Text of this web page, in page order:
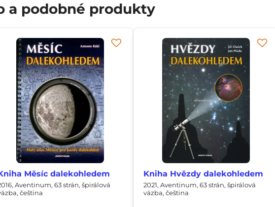
a podobné produkty
Měsíc dalekohledem
Aventinum, 63 strán, špirálová
čeština
Kniha Hvězdy dalekohledem
2021, Aventinum, 63 strán, špirálová
väzba, čeština